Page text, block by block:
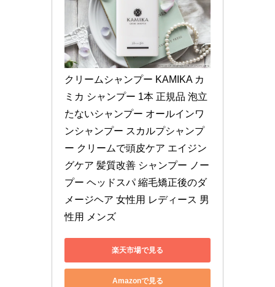
クリームシャンプー KAMIKA カ
ミカ シャンプー 1本 正規品 泡立
たないシャンプー オールインワ
ンシャンプー スカルプシャンプ
ー クリームで頭皮ケア エイジン
グケア 髪質改善 シャンプー ノー
プー ヘッドスパ 縮毛矯正後のダ
メージヘア 女性用 レディース 男
性用 メンズ
楽天市場で見る
Amazonで見る